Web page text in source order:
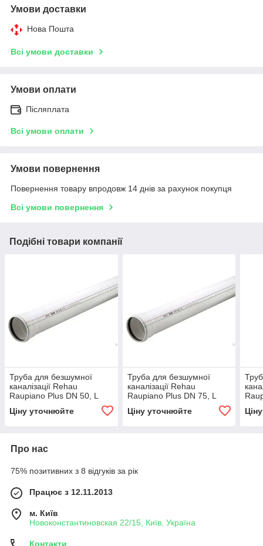
Умови доставки
Нова Пошта
Всі умови доставки
Умови оплати
Післяплата
Всі умови оплати
Умови повернення
Повернення товару впродовж 14 днів за рахунок покупця
Всі умови повернення
Подібні товари компанії
Труба для безшумної
каналізації Rehau
Raupiano Plus DN 50, L
Ціну уточнюйте
Труба для безшумної
каналізації Rehau
Raupiano Plus DN 75, L
Ціну уточнюйте
Про нас
75% позитивних з 8 відгуків за рік
Працює з 12.11.2013
м. Київ
Новоконстантиновская 22/15, Київ, Україна
Контакти